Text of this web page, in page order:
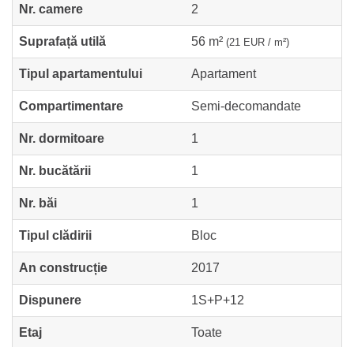
Nr. camere 2
Suprafață utilă 56 m² (21 EUR / m²)
Tipul apartamentului Apartament
Compartimentare Semi-decomandate
Nr. dormitoare 1
Nr. bucătării 1
Nr. băi 1
Tipul clădirii Bloc
An construcție 2017
Dispunere 1S+P+12
Etaj Toate